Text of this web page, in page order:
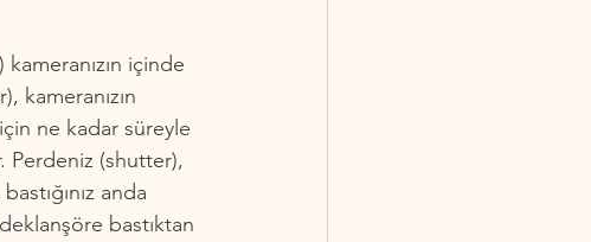
kameranızın içinde
kameranızın
ne kadar süreyle
Perdeniz (shutter),
anda
bastıktan